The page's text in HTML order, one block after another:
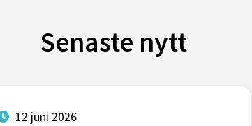
Senaste nytt
12 juni 2026